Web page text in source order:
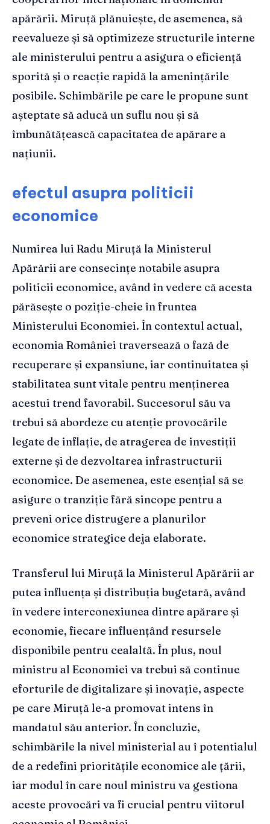
apărării. Miruță plănuiește, de asemenea, să
reevalueze și să optimizeze structurile interne
ale ministerului pentru a asigura o eficiență
sporită și o reacție rapidă la amenințările
posibile. Schimbările pe care le propune sunt
așteptate să aducă un suflu nou și să
îmbunătățească capacitatea de apărare a
națiunii.
efectul asupra politicii
economice
Numirea lui Radu Miruță la Ministerul
Apărării are consecințe notabile asupra
politicii economice, având în vedere că acesta
părăsește o poziție-cheie în fruntea
Ministerului Economiei. În contextul actual,
economia României traversează o fază de
recuperare și expansiune, iar continuitatea și
stabilitatea sunt vitale pentru menținerea
acestui trend favorabil. Succesorul său va
trebui să abordeze cu atenție provocările
legate de inflație, de atragerea de investiții
externe și de dezvoltarea infrastructurii
economice. De asemenea, este esențial să se
asigure o tranziție fără sincope pentru a
preveni orice distrugere a planurilor
economice strategice deja elaborate.
Transferul lui Miruță la Ministerul Apărării ar
putea influența și distribuția bugetară, având
în vedere interconexiunea dintre apărare și
economie, fiecare influențând resursele
disponibile pentru cealaltă. În plus, noul
ministru al Economiei va trebui să continue
eforturile de digitalizare și inovație, aspecte
pe care Miruță le-a promovat intens în
mandatul său anterior. În concluzie,
schimbările la nivel ministerial au î potentialul
de a redefini prioritățile economice ale țării,
iar modul în care noul ministru va gestiona
aceste provocări va fi crucial pentru viitorul